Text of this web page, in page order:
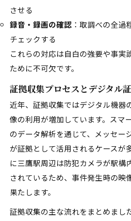
させる
録音・録画の確認 ：取調べの全過
チェックする
これらの対応は自白の強要や事実
ために不可欠です。
証拠収集プロセスとデジタル
近年、証拠収集ではデジタル機器
像の利用が増加しています。スマ
のデータ解析を通じて、メッセー
が証拠として活用されるケースが
に三鷹駅周辺は防犯カメラが駅構
されているため、事件発生時の映
果たします。
証拠収集の主な流れをまとめまし